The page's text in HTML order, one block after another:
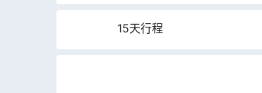
15天行程